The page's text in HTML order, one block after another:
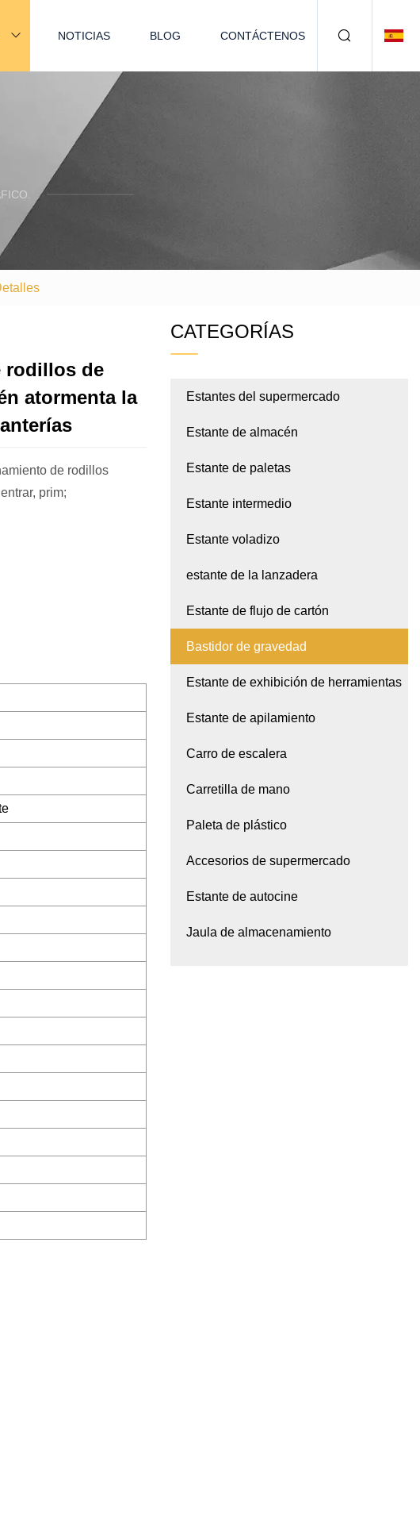
NOTICIAS BLOG CONTÁCTENOS
rodillos de
atormenta la
de rodillos
prim;
CATEGORÍAS
Estantes del supermercado
Estante de almacén
Estante de paletas
Estante intermedio
Estante voladizo
estante de la lanzadera
Estante de flujo de cartón
Bastidor de gravedad
Estante de exhibición de herramientas
Estante de apilamiento
Carro de escalera
Carretilla de mano
Paleta de plástico
Accesorios de supermercado
Estante de autocine
Jaula de almacenamiento